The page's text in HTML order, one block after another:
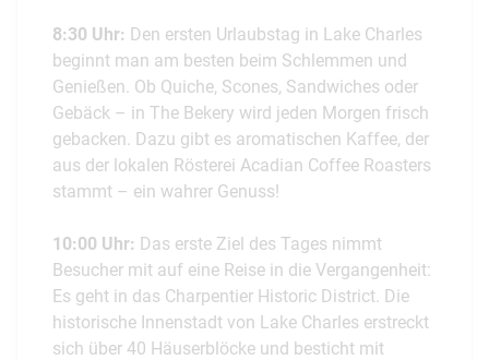
8:30 Uhr: Den ersten Urlaubstag in Lake Charles
beginnt man am besten beim Schlemmen und
Genießen. Ob Quiche, Scones, Sandwiches oder
Gebäck – in The Bekery wird jeden Morgen frisch
gebacken. Dazu gibt es aromatischen Kaffee, der
aus der lokalen Rösterei Acadian Coffee Roasters
stammt – ein wahrer Genuss!
10:00 Uhr: Das erste Ziel des Tages nimmt
Besucher mit auf eine Reise in die Vergangenheit:
Es geht in das Charpentier Historic District. Die
historische Innenstadt von Lake Charles erstreckt
sich über 40 Häuserblöcke und besticht mit